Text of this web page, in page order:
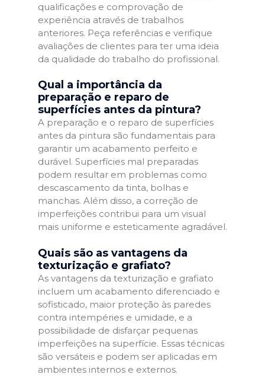
qualificações e comprovação de
experiência através de trabalhos
anteriores. Peça referências e verifique
avaliações de clientes para ter uma ideia
da qualidade do trabalho do profissional.
Qual a importância da
preparação e reparo de
superfícies antes da pintura?
A preparação e o reparo de superfícies
antes da pintura são fundamentais para
garantir um acabamento perfeito e
durável. Superfícies mal preparadas
podem resultar em problemas como
descascamento da tinta, bolhas e
manchas. Além disso, a correção de
imperfeições contribui para um visual
mais uniforme e esteticamente agradável.
Quais são as vantagens da
texturização e grafiato?
As vantagens da texturização e grafiato
incluem um acabamento diferenciado e
sofisticado, maior proteção às paredes
contra intempéries e umidade, e a
possibilidade de disfarçar pequenas
imperfeições na superfície. Essas técnicas
são versáteis e podem ser aplicadas em
ambientes internos e externos.